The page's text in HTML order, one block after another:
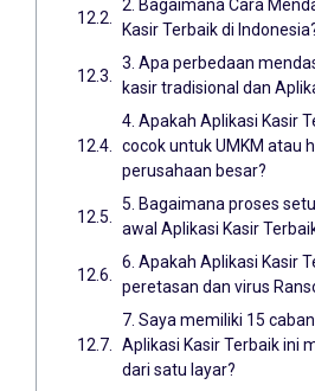
2. Bagaimana Cara
Kasir Terbaik di
3. Apa perbedaan
kasir tradisional dan
4. Apakah Aplikasi Kasir
cocok untuk UMKM atau
perusahaan besar?
5. Bagaimana proses
awal Aplikasi Kasir
6. Apakah Aplikasi Kasir
peretasan dan virus
7. Saya memiliki 15
Aplikasi Kasir Terbaik ini
dari satu layar?